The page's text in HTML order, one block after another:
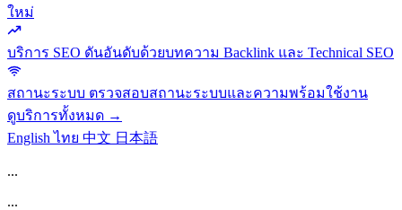
ใหม่
บริการ SEO ดันอันดับด้วยบทความ Backlink และ Technical SEO
สถานะระบบ ตรวจสอบสถานะระบบและความพร้อมใช้งาน
ดูบริการทั้งหมด →
Englishไทย 中文 日本語
...
...